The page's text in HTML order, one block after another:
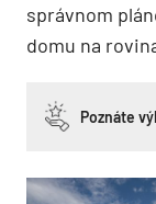
správnom
domu na
Poznáte